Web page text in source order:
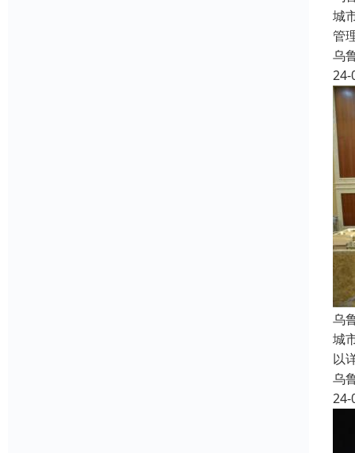
城
管
乌
24-
乌
城
以
乌
24-